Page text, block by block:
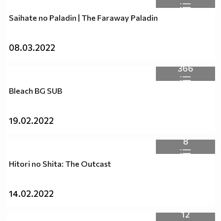
независимо дали хората са от един и същи пол.
Любовта е Любов!
Заповядаите тук :http://vbox7.com/groups/f38ae2aa224b
Saihate no Paladin | The Faraway Paladin
08.03.2022
366
Bleach BG SUB
19.02.2022
8
Hitori no Shita: The Outcast
14.02.2022
12